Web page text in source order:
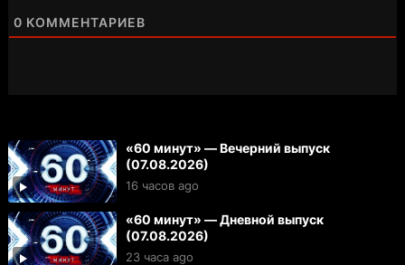
0 КОММЕНТАРИЕВ
«60 минут» — Вечерний выпуск
(07.08.2026)
16 часов ago
«60 минут» — Дневной выпуск
(07.08.2026)
23 часа ago